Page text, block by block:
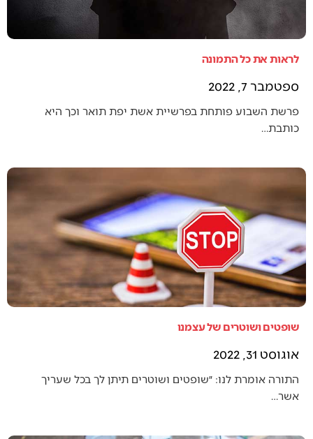
לראות את כל התמונה
ספטמבר 7, 2022
פרשת השבוע פותחת בפרשיית אשת יפת תואר וכך היא
כותבת…
שופטים ושוטרים של עצמנו
אוגוסט 31, 2022
התורה אומרת לנו: ״שופטים ושוטרים תיתן לך בכל שעריך
אשר…